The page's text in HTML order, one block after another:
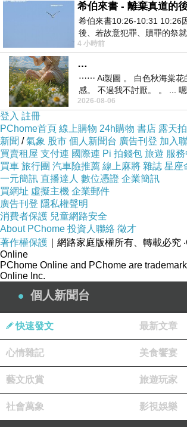
希伯來書 - 離棄真道的
希伯來書10:26-10:31 10:26
後、若故意犯罪、贖罪的祭
有戰懼等候審判和那燒滅眾敵
4 小時前
…
⋯⋯ Ai製圖 。 白色秋海棠花
感。 不過我不討厭。 。 ...
昨中
2026-08-06
登入 註冊
PChome首頁 線上購物 24h購物 書店 露天
新聞 /氣象 股市 個人新聞台 廣告刊登 加入
買賣租屋 支付連 國際連 Pi 拍錢包 旅遊 服
買車 旅行團 汽車險推薦 線上麻將 雜誌 星座
一元簡訊 直播達人 數位憑證 企業簡訊
買網址 虛擬主機 企業郵件
廣告刊登 隱私權聲明
消費者保護 兒童網路安全
About PChome 投資人聯絡 徵才
著作權保護 ｜網路家庭版權所有、轉載必究
Online
PChome Online and PChome are
Online Inc.
個人新聞台
快速發文 最新文章
心情雜記 美食饗宴
藝文欣賞 旅遊玩家
社會萬象 影視娛樂